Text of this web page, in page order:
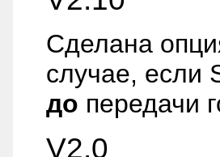
Сделана
случае, если
до передачи
V2.0